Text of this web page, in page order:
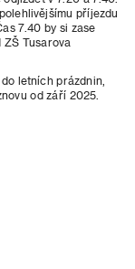
příjezdu
7.40 by si zase
Tusarova
letních prázdnin,
od září 2025.